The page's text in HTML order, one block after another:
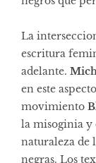
La
escritura
adelante.
en este
movimiento
la misoginia y
naturaleza de
negras. Los